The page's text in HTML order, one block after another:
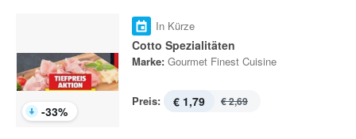
-33%
In Kürze
Cotto Spezialitäten
Marke: Gourmet Finest Cuisine
Preis: € 1,79 € 2,69